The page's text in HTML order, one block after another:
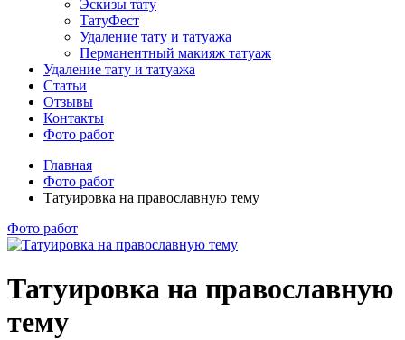
Эскизы тату
ТатуФест
Удаление тату и татуажа
Перманентный макияж татуаж
Удаление тату и татуажа
Статьи
Отзывы
Контакты
Фото работ
Главная
Фото работ
Татуировка на православную тему
Фото работ
Татуировка на православную
тему